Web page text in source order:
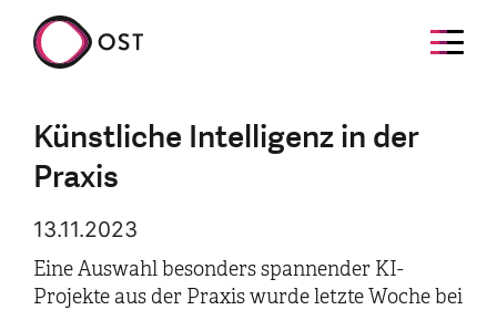
Künstliche Intelligenz in der
Praxis
13.11.2023
Eine Auswahl besonders spannender KI-
Projekte aus der Praxis wurde letzte Woche bei